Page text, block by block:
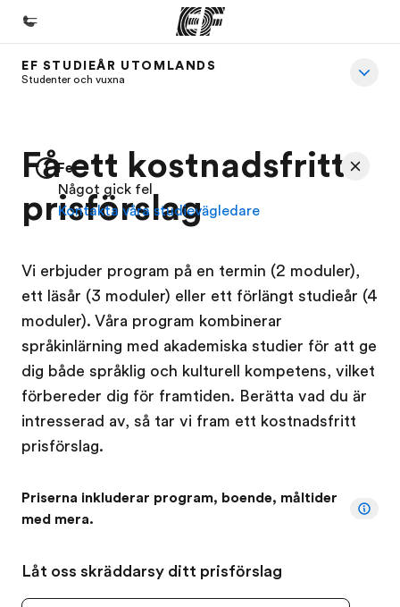
Hem
Program
Se allt vi erbjuder
Kontor
Om oss
Karriär
Bli en del av vårt team
EF STUDIEÅR UTOMLANDS
Studenter och vuxna
Få ett kostnadsfritt
prisförslag
Vi erbjuder program på en termin (2 moduler),
ett läsår (3 moduler) eller ett förlängt studieår (4
moduler). Våra program kombinerar
språkinlärning med akademiska studier för att ge
dig både språklig och kulturell kompetens, vilket
förbereder dig för framtiden. Berätta vad du är
intresserad av, så tar vi fram ett kostnadsfritt
prisförslag.
Priserna inkluderar program, boende, måltider
med mera.
Låt oss skräddarsy ditt prisförslag
Fel
Något gick fel
Kontakta våra studievägledare